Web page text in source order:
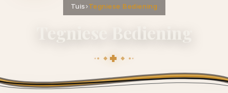
Tuis›Tegniese Bediening